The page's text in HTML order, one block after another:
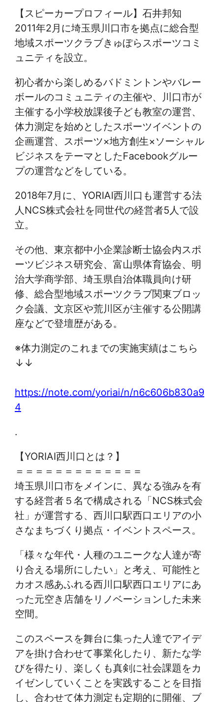
【スピーカープロフィール】石井邦知
2011年2月に埼玉県川口市を拠点に総合型
地域スポーツクラブきゅぽらスポーツコミ
ュニティを設立。
初心者から楽しめるバドミントンやバレー
ボールのコミュニティの主催や、川口市が
主催する小学校放課後子ども教室の運営、
体力測定を始めとしたスポーツイベントの
企画運営、スポーツ×地方創生×ソーシャル
ビジネスをテーマとしたFacebookグルー
プの運営などをしている。
2018年7月に、YORIAI西川口も運営する法
人NCS株式会社を同世代の経営者5人で設
立。
その他、東京都中小企業診断士協会内スポ
ーツビジネス研究会、富山県体育協会、明
治大学商学部、埼玉県自治体職員向け研
修、総合型地域スポーツクラブ関東ブロッ
ク会議、文京区や荒川区が主催する公開講
座などで登壇歴がある。
※体力測定のこれまでの実施実績はこちら
↓↓
https://note.com/yoriai/n/n6c606b830a9
4
.
【YORIAI西川口とは？】
＝＝＝＝＝＝＝＝＝＝＝＝＝
埼玉県川口市をメインに、異なる強みを有
する経営者５名で構成される「NCS株式会
社」が運営する、西川口駅西口エリアの小
さなまちづくり拠点・イベントスペース。
「様々な年代・人種のユニークな人達が寄
り合える場所にしたい」と考え、可能性と
カオス感あふれる西川口駅西口エリアにあ
った元空き店舗をリノベーションした未来
空間。
このスペースを舞台に集った人達でアイデ
アを掛け合わせて事業化したり、新たな学
びを得たり、楽しくも真剣に社会課題をカ
イゼンしていくことを実践することを目指
し、合わせて体力測定も定期的に開催、ブ